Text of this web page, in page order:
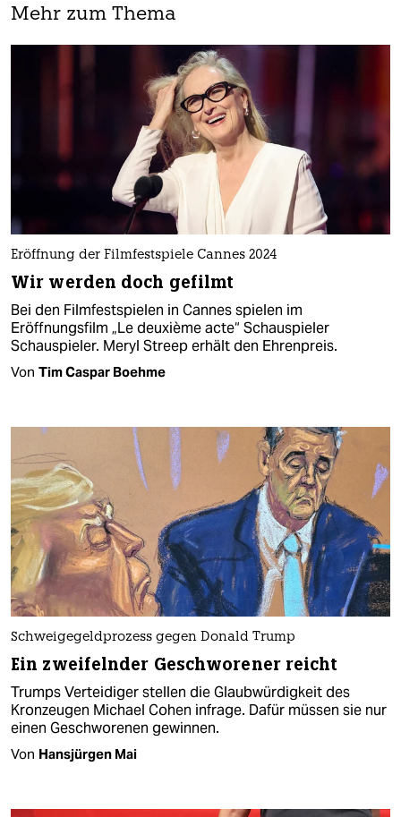
Mehr zum Thema
Eröffnung der Filmfestspiele Cannes 2024
Wir werden doch gefilmt
Bei den Filmfestspielen in Cannes spielen im
Eröffnungsfilm „Le deuxième acte“ Schauspieler
Schauspieler. Meryl Streep erhält den Ehrenpreis.
Von Tim Caspar Boehme
Schweigegeldprozess gegen Donald Trump
Ein zweifelnder Geschworener reicht
Trumps Verteidiger stellen die Glaubwürdigkeit des
Kronzeugen Michael Cohen infrage. Dafür müssen sie nur
einen Geschworenen gewinnen.
Von Hansjürgen Mai